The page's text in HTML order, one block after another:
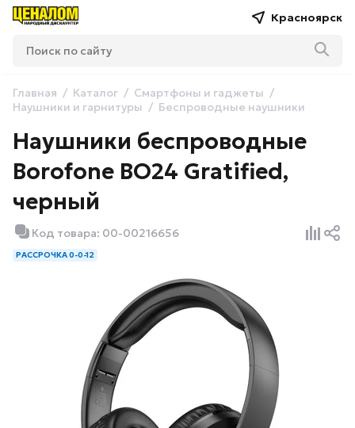
Красноярск
Главная Каталог
Смартфоны и гаджеты
Наушники и гарнитуры
Беспроводные наушники
Наушники беспроводные
Borofone BO24 Gratified,
черный
Код товара: 00-00216656
РАССРОЧКА 0-0-12